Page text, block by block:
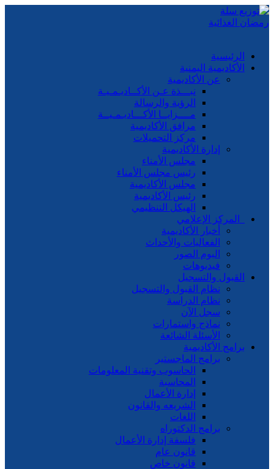
الرئيسية
الأكاديمية اليمنية
عن الأكاديمية
نبـــذة عـن الأكــاديـمـيـة
الرؤية والرسالة
مــــزايــا الأكـــاديـمـيــة
مرافق الأكاديمية
مركز التحميلات
إدارة الأكاديمية
مجلس الأمناء
رئيس مجلس الأمناء
مجلس الأكاديمية
رئيس الأكاديمية
الهيكل التنظيمي
المركز الإعلامي
أخبار الأكاديمية
الفعاليات والأحداث
البوم الصور
فيديوهات
القبول والتسجيل
نظام القبول والتسجيل
نظام الدراسة
سجل الآن
نماذج واستمارات
الأسئلة الشائعة
برامج الأكاديمية
برامج الماجستير
الحاسوب وتقنية المعلومات
المحاسبة
إدارة الأعمال
الشريعه والقانون
اللغات
برامج الدكتوراه
فلسفة إدارة الأعمال
قانون عام
قانون خاص